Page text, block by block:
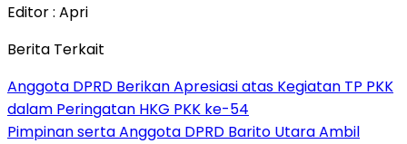
Editor : Apri
Berita Terkait
Anggota DPRD Berikan Apresiasi atas Kegiatan TP PKK
dalam Peringatan HKG PKK ke-54
Pimpinan serta Anggota DPRD Barito Utara Ambil